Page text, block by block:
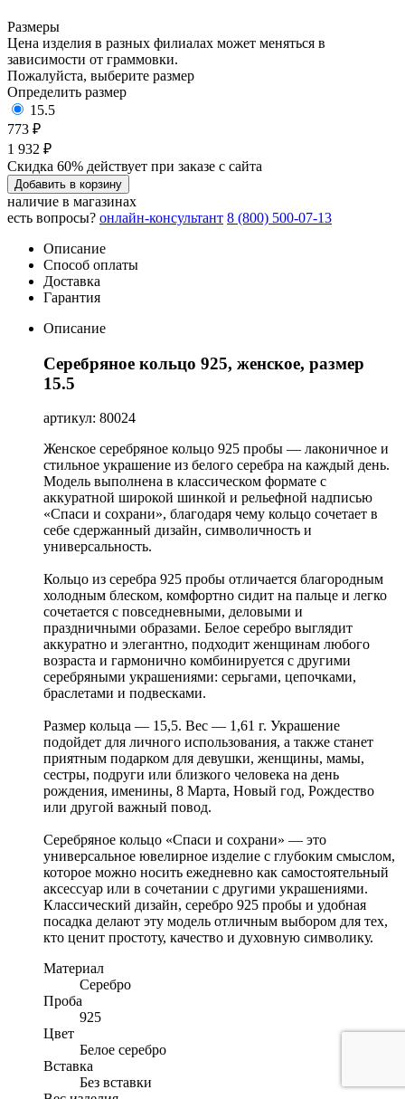
Размеры
Цена изделия в разных филиалах может меняться в
зависимости от граммовки.
Пожалуйста, выберите размер
Определить размер
15.5
773 ₽
1 932 ₽
Скидка 60% действует при заказе с сайта
Добавить в корзину
наличие в магазинах
есть вопросы? онлайн-консультант 8 (800) 500-07-13
Описание
Способ оплаты
Доставка
Гарантия
Описание
Серебряное кольцо 925, женское, размер
15.5
артикул: 80024
Женское серебряное кольцо 925 пробы — лаконичное и
стильное украшение из белого серебра на каждый день.
Модель выполнена в классическом формате с
аккуратной широкой шинкой и рельефной надписью
«Спаси и сохрани», благодаря чему кольцо сочетает в
себе сдержанный дизайн, символичность и
универсальность.
Кольцо из серебра 925 пробы отличается благородным
холодным блеском, комфортно сидит на пальце и легко
сочетается с повседневными, деловыми и
праздничными образами. Белое серебро выглядит
аккуратно и элегантно, подходит женщинам любого
возраста и гармонично комбинируется с другими
серебряными украшениями: серьгами, цепочками,
браслетами и подвесками.
Размер кольца — 15,5. Вес — 1,61 г. Украшение
подойдет для личного использования, а также станет
приятным подарком для девушки, женщины, мамы,
сестры, подруги или близкого человека на день
рождения, именины, 8 Марта, Новый год, Рождество
или другой важный повод.
Серебряное кольцо «Спаси и сохрани» — это
универсальное ювелирное изделие с глубоким смыслом,
которое можно носить ежедневно как самостоятельный
аксессуар или в сочетании с другими украшениями.
Классический дизайн, серебро 925 пробы и удобная
посадка делают эту модель отличным выбором для тех,
кто ценит простоту, качество и духовную символику.
Материал
Серебро
Проба
925
Цвет
Белое серебро
Вставка
Без вставки